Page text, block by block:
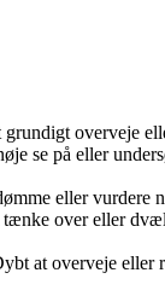
grundigt overveje
se på eller
eller vurdere
over eller
at overveje eller